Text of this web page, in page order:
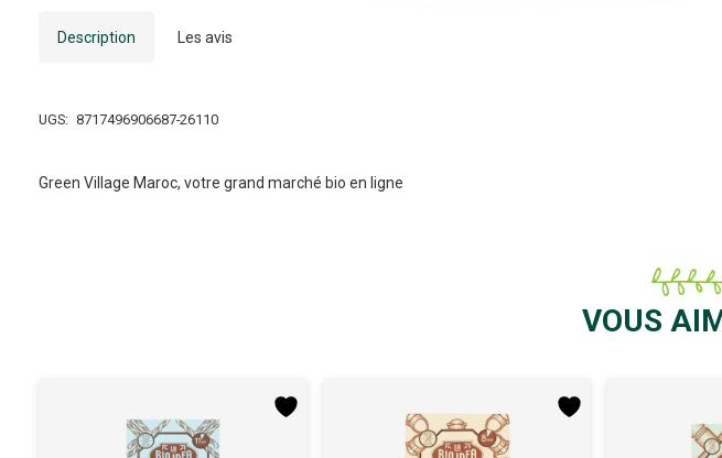
Description Les avis
UGS: 8717496906687-26110
Green Village Maroc, votre grand marché bio en ligne
VOUS